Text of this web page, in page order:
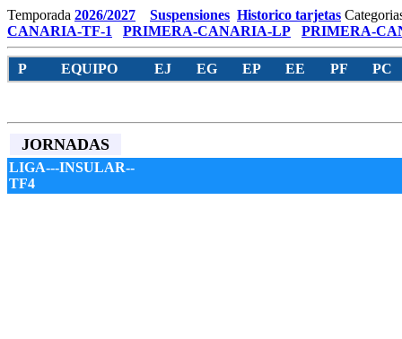
Temporada 2026/2027 Suspensiones Historico tarjetas
CANARIA-TF-1
PRIMERA-CANARIA-LP PRIMERA-
P EQUIPO EJ EG EP EE PF PC
JORNADAS
LIGA---INSULAR--
TF4